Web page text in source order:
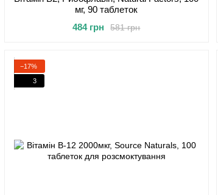
мг, 90 таблеток
581 грн
484 грн
−17%
3